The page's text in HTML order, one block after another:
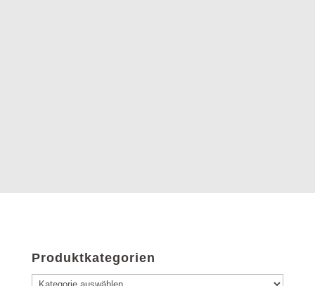
Produktkategorien